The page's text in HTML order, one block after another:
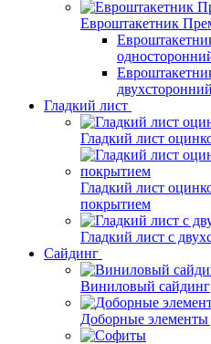
Евроштакетник
двухсторонний
Гладкий лист
Гладкий лист
Гладкий лист
покрытием
Гладкий лист с
Сайдинг
Виниловый сайдинг
Доборные элементы